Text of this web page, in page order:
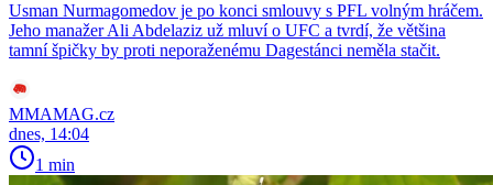
Usman Nurmagomedov je po konci smlouvy s PFL volným hráčem.
Jeho manažer Ali Abdelaziz už mluví o UFC a tvrdí, že většina
tamní špičky by proti neporaženému Dagestánci neměla stačit.
MMAMAG.cz
dnes, 14:04
1 min